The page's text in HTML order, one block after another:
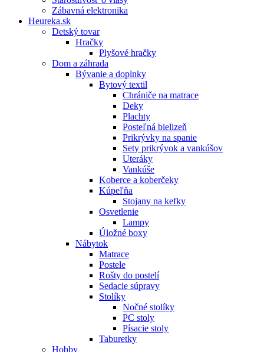
Zábavná elektronika
Heureka.sk
Detský tovar
Hračky
Plyšové hračky
Dom a záhrada
Bývanie a doplnky
Bytový textil
Chrániče na matrace
Deky
Plachty
Posteľná bielizeň
Prikrývky na spanie
Sety prikrývok a vankúšov
Uteráky
Vankúše
Koberce a koberčeky
Kúpeľňa
Stojany na kefky
Osvetlenie
Lampy
Úložné boxy
Nábytok
Matrace
Postele
Rošty do postelí
Sedacie súpravy
Stolíky
Nočné stolíky
PC stoly
Písacie stoly
Taburetky
Hobby